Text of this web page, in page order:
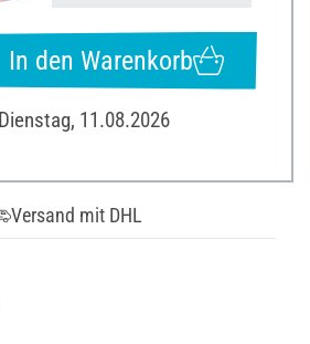
In den Warenkorb
11.08.2026
Versand mit DHL